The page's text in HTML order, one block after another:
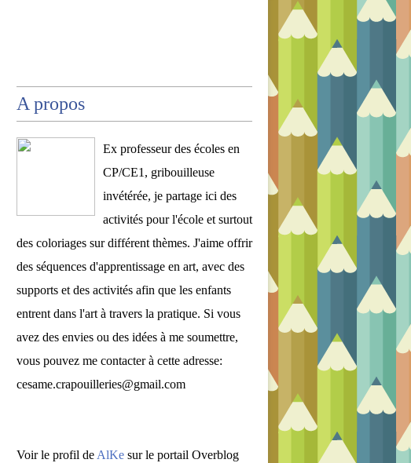
A propos
Ex professeur des écoles en
CP/CE1, gribouilleuse
invétérée, je partage ici des
activités pour l'école et surtout
des coloriages sur différent thèmes. J'aime offrir
des séquences d'apprentissage en art, avec des
supports et des activités afin que les enfants
entrent dans l'art à travers la pratique. Si vous
avez des envies ou des idées à me soumettre,
vous pouvez me contacter à cette adresse:
cesame.crapouilleries@gmail.com
Voir le profil de AlKe sur le portail Overblog